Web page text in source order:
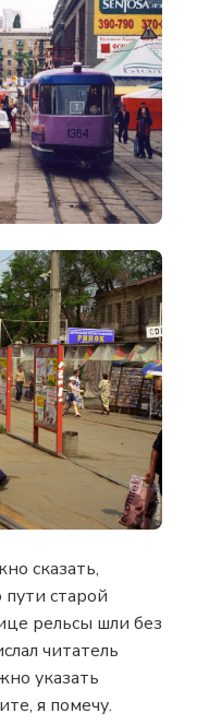
сказать,
старой
рельсы шли без
читатель
указать
я помечу.